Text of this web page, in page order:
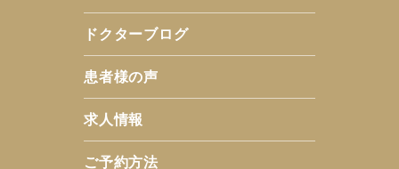
ドクターブログ
患者様の声
求人情報
ご予約方法